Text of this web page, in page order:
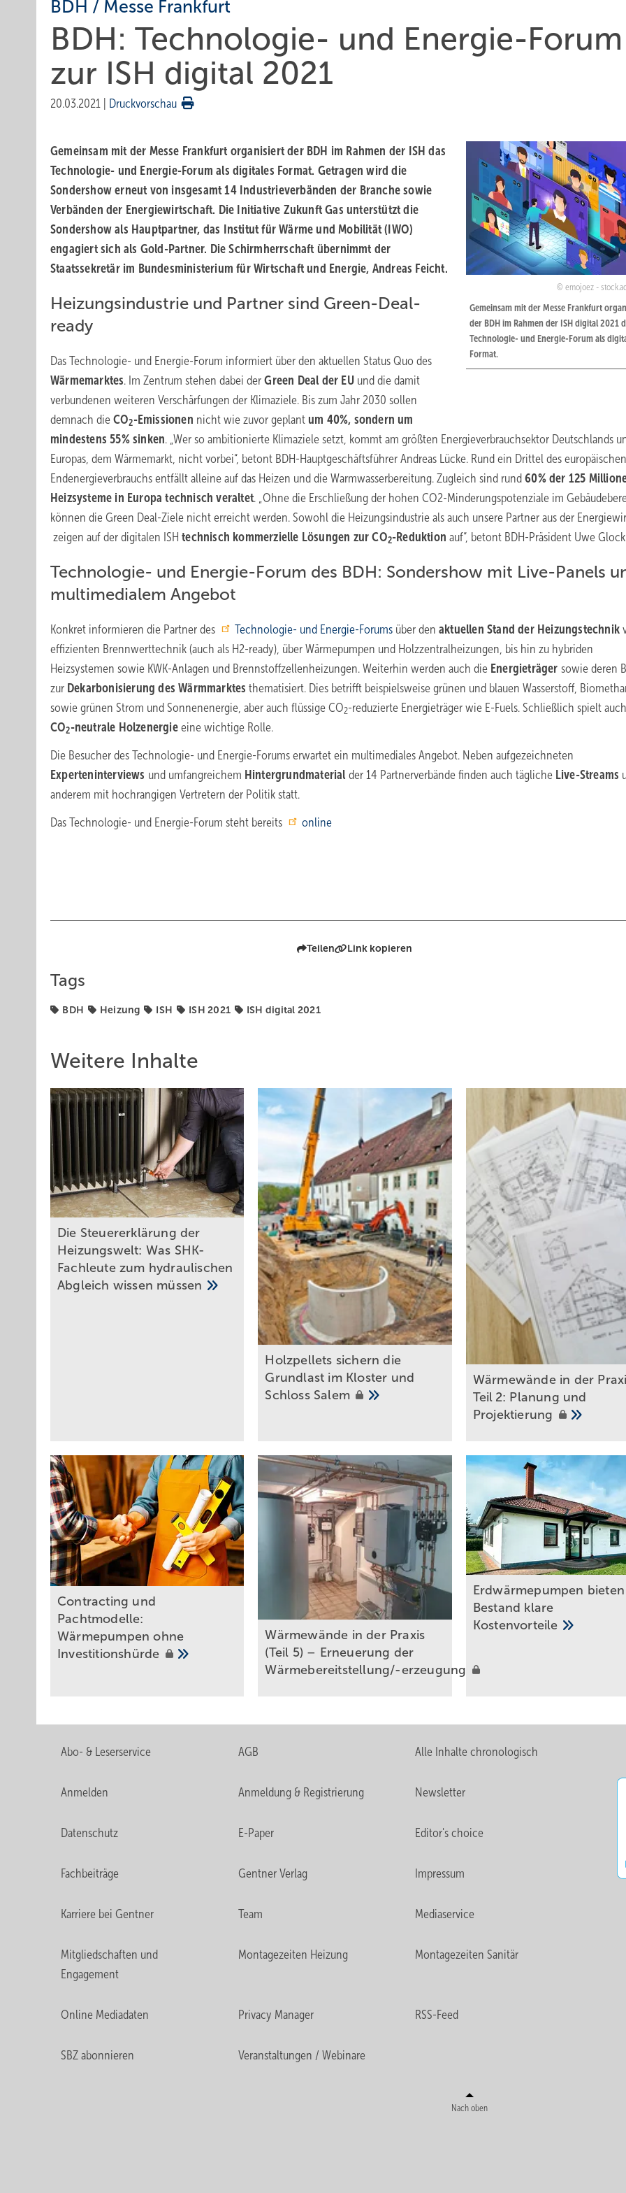
BDH / Messe Frankfurt
BDH: Technologie- und Energie-Forum
zur ISH digital 2021
20.03.2021 Druckvorschau
emojoez -
Gemeinsam mit der Messe Frankfurt
der BDH im Rahmen der ISH digital 2021
Technologie- und Energie-Forum als
Format.
Gemeinsam mit der Messe Frankfurt organisiert der BDH im Rahmen der ISH das
Technologie- und Energie-Forum als digitales Format. Getragen wird die
Sondershow erneut von insgesamt 14 Industrieverbänden der Branche sowie
Verbänden der Energiewirtschaft. Die Initiative Zukunft Gas unterstützt die
Sondershow als Hauptpartner, das Institut für Wärme und Mobilität (IWO)
engagiert sich als Gold-Partner. Die Schirmherrschaft übernimmt der
Staatssekretär im Bundesministerium für Wirtschaft und Energie, Andreas Feicht.
Heizungsindustrie und Partner sind Green-Deal-
ready
Das Technologie- und Energie-Forum informiert über den aktuellen Status Quo des
Wärmemarktes. Im Zentrum stehen dabei derGreen Deal der EUund die damit
verbundenen weiteren Verschärfungen der Klimaziele. Bis zum Jahr 2030 sollen
demnach die CO2-Emissionen nicht wie zuvor geplant um 40%, sondern um
mindestens 55% sinken. „Wer so ambitionierte Klimaziele setzt, kommt am größten Energieverbrauchsektor Deutschlands
Europas, dem Wärmemarkt, nicht vorbei“, betont BDH-Hauptgeschäftsführer Andreas Lücke. Rund ein Drittel des europäischen
Endenergieverbrauchs entfällt alleine auf das Heizen und die Warmwasserbereitung. Zugleich sind rund60% der 125
Heizsysteme in Europa technisch veraltet. „Ohne die Erschließung der hohen CO2-Minderungspotenziale im
können die Green Deal-Ziele nicht erreicht werden. Sowohl die Heizungsindustrie als auch unsere Partner aus der
zeigen auf der digitalen ISHtechnisch kommerzielle Lösungen zur CO2-Reduktion auf“, betont BDH-Präsident Uwe
Technologie- und Energie-Forum des BDH: Sondershow mit Live-Panels
multimedialem Angebot
Konkret informieren die Partner des Technologie- und Energie-Forums über den aktuellen Stand der Heizungstechnik
effizienten Brennwerttechnik (auch als H2-ready), über Wärmepumpen und Holzzentralheizungen, bis hin zu hybriden
Heizsystemen sowie KWK-Anlagen und Brennstoffzellenheizungen. Weiterhin werden auch die Energieträger sowie deren
zur Dekarbonisierung des Wärmmarktes thematisiert. Dies betrifft beispielsweise grünen und blauen Wasserstoff,
sowie grünen Strom und Sonnenenergie, aber auch flüssige CO2-reduzierte Energieträger wie E-Fuels. Schließlich spielt
CO2-neutrale Holzenergieeine wichtige Rolle.
Die Besucher des Technologie- und Energie-Forums erwartet ein multimediales Angebot. Neben aufgezeichneten
Experteninterviews und umfangreichem Hintergrundmaterial der 14 Partnerverbände finden auch tägliche Live-Streams
anderem mit hochrangigen Vertretern der Politik statt.
Das Technologie- und Energie-Forum steht bereits
online
Teilen Link kopieren
Tags
BDH Heizung ISH ISH 2021 ISH digital 2021
Weitere Inhalte
Di e Steuererklärung der
Heizungswelt: Was SHK-
Fachleute zum hydraulischen
Abgleich wissen müssen
Holzpellets sichern die
Grundlast im Kloster und
Schloss Salem
Wärmewände in der
Teil 2: Planung und
Projektierung
Contracting und
Pachtmodelle:
Wärmepumpen ohne
Investitionshürde
Wä rmewände in der Praxis
(Teil 5) – Erneuerung der
Wärmebereitstellung/-erzeugung
Erdwärmepu mpen
Bestand klare
Kostenvorteile
Abo- & Leserservice AGB Alle Inhalte chronologisch
Anmelden Anmeldung & Registrierung Newsletter
Datenschutz E-Paper Editor's choice
Fachbeiträge Gentner Verlag Impressum
Karriere bei Gentner Team Mediaservice
Mitgliedschaften und
Engagement
Montagezeiten Heizung Montagezeiten Sanitär
Online Mediadaten Privacy Manager RSS-Feed
SBZ abonnieren Veranstaltungen / Webinare
Nach oben